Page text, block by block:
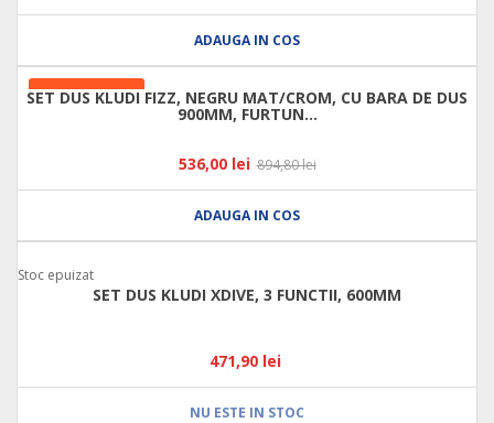
ADAUGA IN COS
LA REDUCERE!
SET DUS KLUDI FIZZ, NEGRU MAT/CROM, CU BARA DE DUS
900MM, FURTUN...
536,00 lei 894,80 lei
ADAUGA IN COS
Stoc epuizat
SET DUS KLUDI XDIVE, 3 FUNCTII, 600MM
471,90 lei
NU ESTE IN STOC